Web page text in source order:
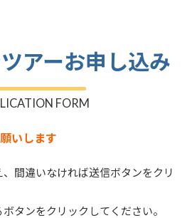
アーお申し込み
FORM
いします
間違いなければ送信ボタンをクリ
タンをクリックしてください。